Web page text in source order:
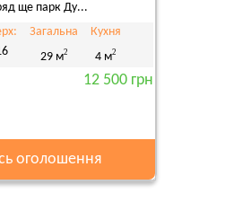
ще парк Ду...
Загальна
29 м2
Кухня
4 м2
12 500 грн
оголошення